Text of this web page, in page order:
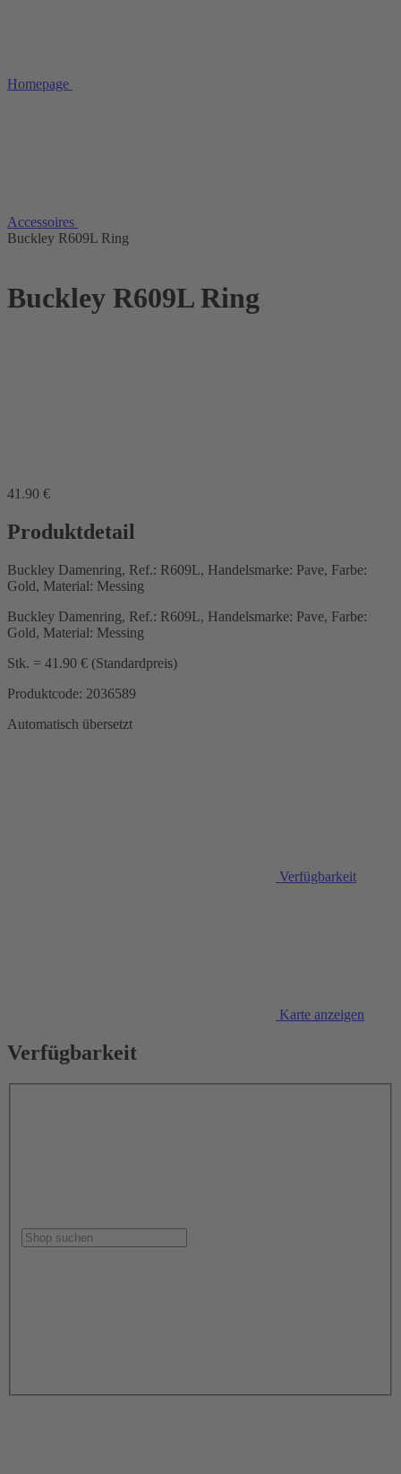
Homepage
Accessoires
Buckley R609L Ring
Buckley R609L Ring
41.90 €
Produktdetail
Buckley Damenring, Ref.: R609L, Handelsmarke: Pave, Farbe:
Gold, Material: Messing
Buckley Damenring, Ref.: R609L, Handelsmarke: Pave, Farbe:
Gold, Material: Messing
Stk. = 41.90 € (Standardpreis)
Produktcode: 2036589
Automatisch übersetzt
Verfügbarkeit
Karte anzeigen
Verfügbarkeit